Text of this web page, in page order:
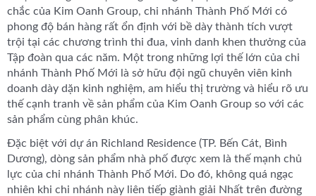
chắc của Kim Oanh Group, chi nhánh Thành Phố Mới có
phong độ bán hàng rất ổn định với bề dày thành tích vượt
trội tại các chương trình thi đua, vinh danh khen thưởng của
Tập đoàn qua các năm. Một trong những lợi thế lớn của chi
nhánh Thành Phố Mới là sở hữu đội ngũ chuyên viên kinh
doanh dày dặn kinh nghiệm, am hiểu thị trường và hiểu rõ ưu
thế cạnh tranh về sản phẩm của Kim Oanh Group so với các
sản phẩm cùng phân khúc.
Đặc biệt với dự án Richland Residence (TP. Bến Cát, Bình
Dương), dòng sản phẩm nhà phố được xem là thế mạnh chủ
lực của chi nhánh Thành Phố Mới. Do đó, không quá ngạc
nhiên khi chi nhánh này liên tiếp giành giải Nhất trên đường